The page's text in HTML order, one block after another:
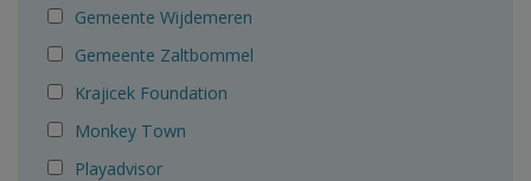
Gemeente Wijdemeren
Gemeente Zaltbommel
Krajicek Foundation
Monkey Town
Playadvisor